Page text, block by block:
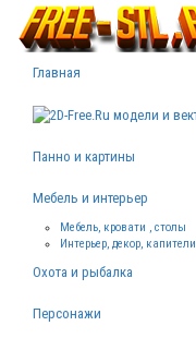
Главная
Панно и картины
Мебель и интерьер
Мебель, кровати , столы
Интерьер, декор, капители
Охота и рыбалка
Персонажи